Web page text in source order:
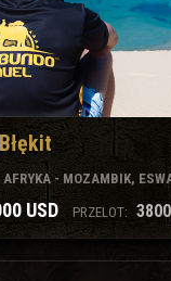
AFRYKA - MOZAMBIK,
USD PRZELOT: